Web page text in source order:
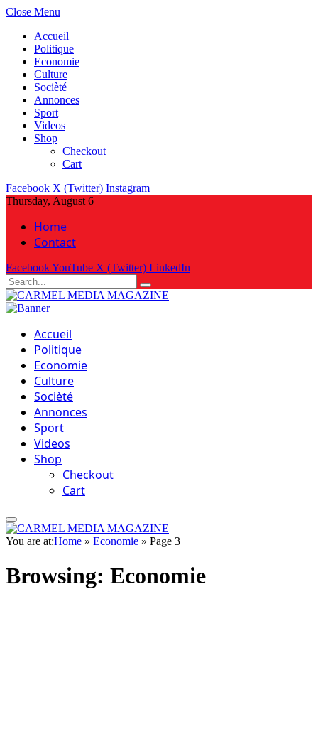
Close Menu
Accueil
Politique
Economie
Culture
Socièté
Annonces
Sport
Videos
Shop
Checkout
Cart
Facebook X (Twitter) Instagram
Thursday, August 6
Home
Contact
FacebookYouTube X (Twitter) LinkedIn
Accueil
Politique
Economie
Culture
Socièté
Annonces
Sport
Videos
Shop
Checkout
Cart
You are at:Home » Economie » Page 3
Browsing: Economie